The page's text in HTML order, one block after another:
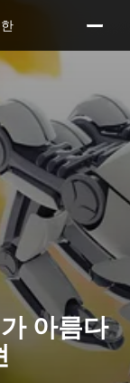
한
아름다